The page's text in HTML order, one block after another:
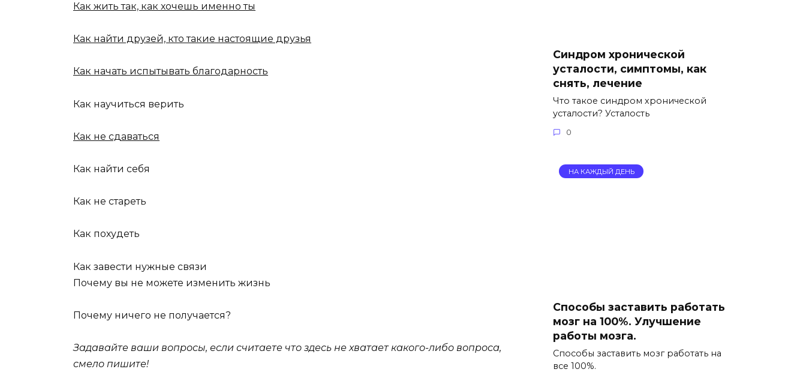
Как жить так, как хочешь именно ты
Как найти друзей, кто такие настоящие друзья
Как начать испытывать благодарность
Как научиться верить
Как не сдаваться
Как найти себя
Как не стареть
Как похудеть
Как завести нужные связи
Почему вы не можете изменить жизнь
Почему ничего не получается?
Задавайте ваши вопросы, если считаете что здесь не хватает какого-либо вопроса,
смело пишите!
Синдром хронической
усталости, симптомы, как
снять, лечение
Что такое синдром хронической
усталости? Усталость
0
НА КАЖДЫЙ ДЕНЬ
Способы заставить работать
мозг на 100%. Улучшение
работы мозга.
Способы заставить мозг работать на
все 100%.